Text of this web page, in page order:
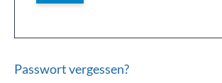
Passwort vergessen?